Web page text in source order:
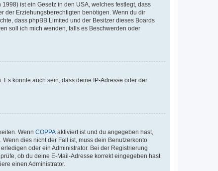
ist ein Gesetz in den USA, welches festlegt, dass
der Erziehungsberechtigten benötigen. Wenn du dir
dass phpBB Limited und der Besitzer dieses Boards
soll ich mich wenden, falls es Beschwerden oder
könnte auch sein, dass deine IP-Adresse oder der
Wenn COPPA aktiviert ist und du angegeben hast,
dies nicht der Fall ist, muss dein Benutzerkonto
oder ein Administrator. Bei der Registrierung
ob du deine E-Mail-Adresse korrekt eingegeben hast
einen Administrator.